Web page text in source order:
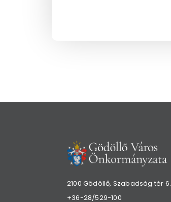
2100 Gödöllő, Szabadság tér 6.
+36-28/529-100